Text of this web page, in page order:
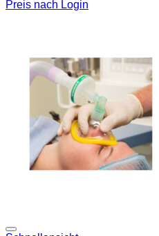
Preis nach Login